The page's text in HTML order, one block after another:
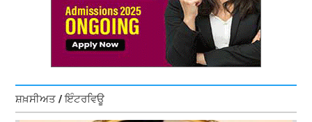
ਸ਼ਖ਼ਸੀਅਤ / ਇੰਟਰਵਿਊ